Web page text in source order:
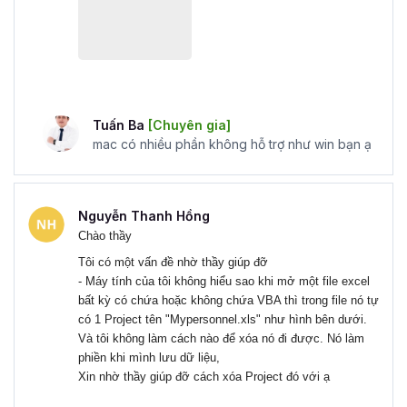
tài chính và kế toán, VBA có thể được sử dụng để
tối ưu hóa việc tính toán, phân tích dữ liệu tài chính,
Chuyên viên dự án:Người thành thạo VBA có thể
đóng vai trò quan trọng trong việc tối ưu hóa dự án,
tạo các công cụ quản lý dự án, đánh giá tiến độ và
theo dõi hiệu suất dự án.
Giảng dạy và đào tạo VBA:Nếu bạn đam mê chia
sẻ kiến thức và kỹ năng của mình, bạn có thể trở
thành giảng viên hoặc huấn luyện viên dạy VBA cho
những người khác.
Lợi ích khi học lập trình VBA
Tuấn Ba [Chuyên gia]
mac có nhiều phần không hỗ trợ như win bạn ạ
Nguyễn Thanh Hồng
Chào thầy
Tôi có một vấn đề nhờ thầy giúp đỡ
- Máy tính của tôi không hiểu sao khi mở một file excel
bất kỳ có chứa hoặc không chứa VBA thì trong file nó tự
có 1 Project tên "Mypersonnel.xls" như hình bên dưới.
Và tôi không làm cách nào để xóa nó đi được. Nó làm
phiền khi mình lưu dữ liệu,
Xin nhờ thầy giúp đỡ cách xóa Project đó với ạ